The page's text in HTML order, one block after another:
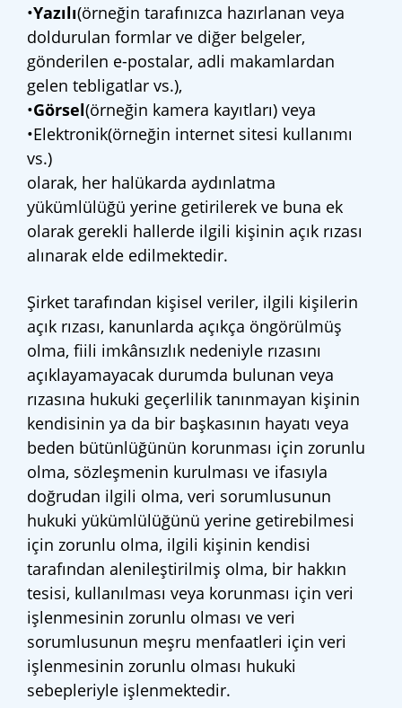
•Yazılı(örneğin tarafınızca hazırlanan veya
doldurulan formlar ve diğer belgeler,
gönderilen e-postalar, adli makamlardan
gelen tebligatlar vs.),
•Görsel(örneğin kamera kayıtları) veya
•Elektronik(örneğin internet sitesi kullanımı
vs.)
olarak, her halükarda aydınlatma
yükümlülüğü yerine getirilerek ve buna ek
olarak gerekli hallerde ilgili kişinin açık rızası
alınarak elde edilmektedir.
Şirket tarafından kişisel veriler, ilgili kişilerin
açık rızası, kanunlarda açıkça öngörülmüş
olma, fiili imkânsızlık nedeniyle rızasını
açıklayamayacak durumda bulunan veya
rızasına hukuki geçerlilik tanınmayan kişinin
kendisinin ya da bir başkasının hayatı veya
beden bütünlüğünün korunması için zorunlu
olma, sözleşmenin kurulması ve ifasıyla
doğrudan ilgili olma, veri sorumlusunun
hukuki yükümlülüğünü yerine getirebilmesi
için zorunlu olma, ilgili kişinin kendisi
tarafından alenileştirilmiş olma, bir hakkın
tesisi, kullanılması veya korunması için veri
işlenmesinin zorunlu olması ve veri
sorumlusunun meşru menfaatleri için veri
işlenmesinin zorunlu olması hukuki
sebepleriyle işlenmektedir.